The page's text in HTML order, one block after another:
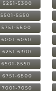
5251-5300
5501-5550
5751-5800
6001-6050
6251-6300
6501-6550
6751-6800
7001-7050